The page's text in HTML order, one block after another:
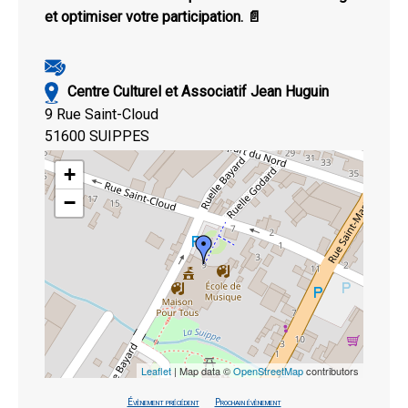
et optimiser votre participation. 📄
Centre Culturel et Associatif Jean Huguin
9 Rue Saint-Cloud
51600 SUIPPES
+
−
Leaflet| Map data ©OpenStreetMapcontributors
Évènement précédent Prochain évènement